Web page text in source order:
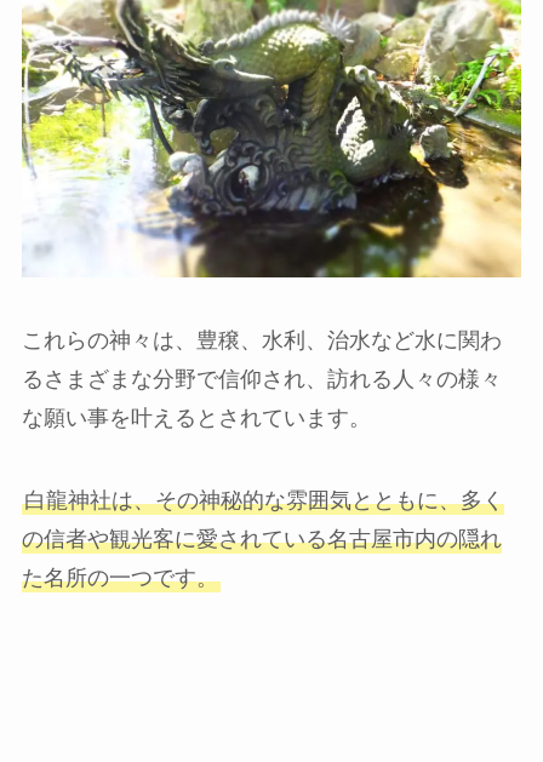
これらの神々は、豊穣、水利、治水など水に関わ
るさまざまな分野で信仰され、訪れる人々の様々
な願い事を叶えるとされています。
白龍神社は、その神秘的な雰囲気とともに、多く
の信者や観光客に愛されている名古屋市内の隠れ
た名所の一つです。